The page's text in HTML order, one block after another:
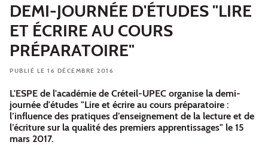
DEMI-JOURNÉE D'ÉTUDES "LIRE
ET ÉCRIRE AU COURS
PRÉPARATOIRE"
PUBLIÉ LE 16 DÉCEMBRE 2016
L'ESPE de l'académie de Créteil-UPEC organise la demi-
journée d'études "Lire et écrire au cours préparatoire :
l’influence des pratiques d’enseignement de la lecture et de
l’écriture sur la qualité des premiers apprentissages" le 15
mars 2017.